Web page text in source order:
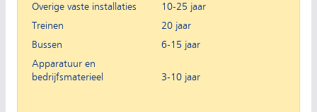
Overige vaste installaties
10-25 jaar
Treinen
20 jaar
Bussen
6-15 jaar
Apparatuur en
bedrijfsmaterieel
3-10 jaar